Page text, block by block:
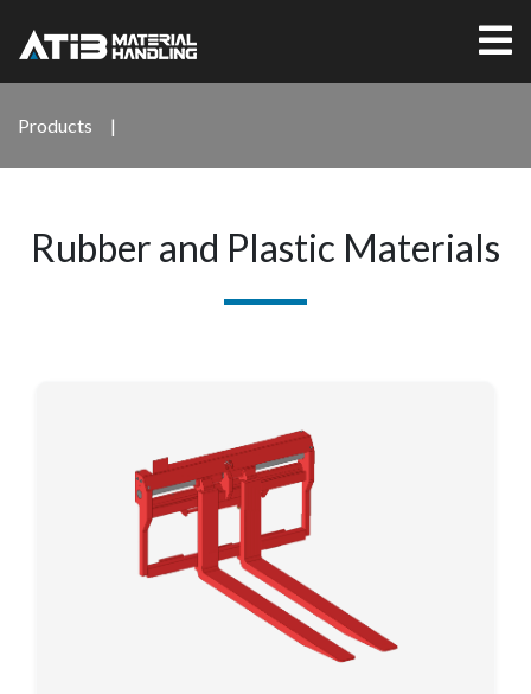
Products |
Rubber and Plastic Materials